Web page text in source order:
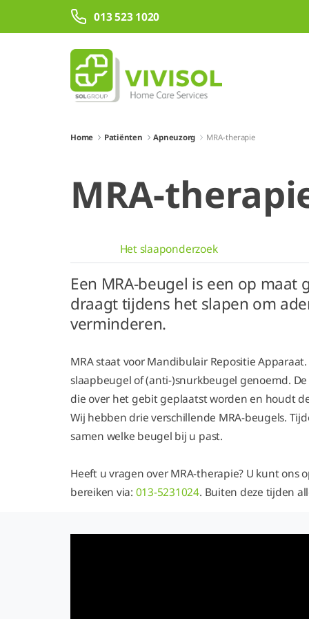
Overslaan en naar hoofdinhoud gaan
013 523 1020
Home Patiënten Apneuzorg MRA-therapie
MRA-
Het slaaponderzoek
Een MRA-beugel is een op maat
draagt tijdens het slapen om
verminderen.
MRA staat voor Mandibulair Repositie
slaapbeugel of (anti-)snurkbeugel genoemd.
die over het gebit geplaatst worden en houdt
Wij hebben drie verschillende MRA-beugels.
samen welke beugel bij u past.
Heeft u vragen over MRA-therapie? U kunt ons
bereiken via: 013-5231024. Buiten deze tijden